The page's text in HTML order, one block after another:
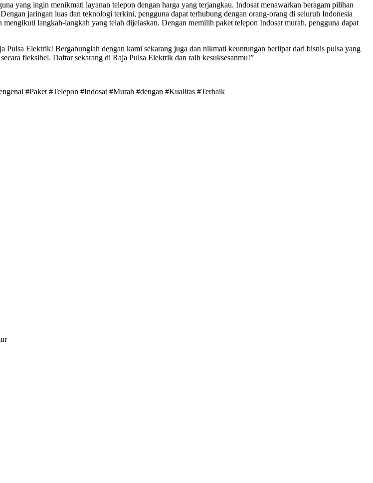
yang ingin menikmati layanan telepon dengan harga yang terjangkau. Indosat menawarkan beragam pilihan
jaringan luas dan teknologi terkini, pengguna dapat terhubung dengan orang-orang di seluruh Indonesia
langkah-langkah yang telah dijelaskan. Dengan memilih paket telepon Indosat murah, pengguna dapat
Pulsa Elektrik! Bergabunglah dengan kami sekarang juga dan nikmati keuntungan berlipat dari bisnis pulsa yang
fleksibel. Daftar sekarang di Raja Pulsa Elektrik dan raih kesuksesanmu!”
#Paket #Telepon #Indosat #Murah #dengan #Kualitas #Terbaik